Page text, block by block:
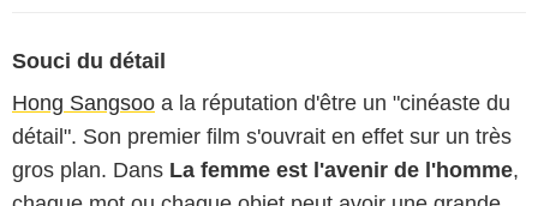
Souci du détail
Hong Sangsoo a la réputation d'être un "cinéaste du
détail". Son premier film s'ouvrait en effet sur un très
gros plan. Dans La femme est l'avenir de l'homme,